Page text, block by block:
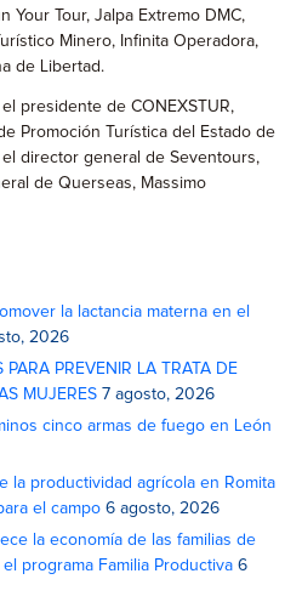
Your Tour, Jalpa Extremo DMC,
Minero, Infinita Operadora,
de Libertad.
presidente de CONEXSTUR,
Promoción Turística del Estado de
director general de Seventours,
de Querseas, Massimo
la lactancia materna en el
2026
PREVENIR LA TRATA DE
MUJERES 7 agosto, 2026
cinco armas de fuego en León
la productividad agrícola en Romita
el campo 6 agosto, 2026
la economía de las familias de
programa Familia Productiva 6